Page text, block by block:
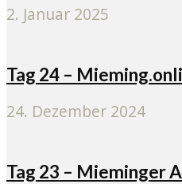
2. Januar 2025
Tag 24 –
24. Dezember 2024
Tag 23 – Mieminger